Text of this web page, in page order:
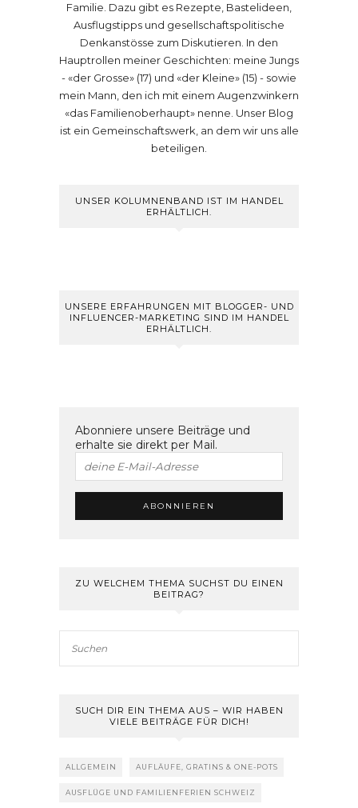
Familie. Dazu gibt es Rezepte, Bastelideen,
Ausflugstipps und gesellschaftspolitische
Denkanstösse zum Diskutieren. In den
Hauptrollen meiner Geschichten: meine Jungs
- «der Grosse» (17) und «der Kleine» (15) - sowie
mein Mann, den ich mit einem Augenzwinkern
«das Familienoberhaupt» nenne. Unser Blog
ist ein Gemeinschaftswerk, an dem wir uns alle
beteiligen.
UNSER KOLUMNENBAND IST IM HANDEL
ERHÄLTLICH.
UNSERE ERFAHRUNGEN MIT BLOGGER- UND
INFLUENCER-MARKETING SIND IM HANDEL
ERHÄLTLICH.
Abonniere unsere Beiträge und
erhalte sie direkt per Mail.
ZU WELCHEM THEMA SUCHST DU EINEN
BEITRAG?
SUCH DIR EIN THEMA AUS – WIR HABEN
VIELE BEITRÄGE FÜR DICH!
ALLGEMEIN AUFLÄUFE, GRATINS & ONE-POTS
AUSFLÜGE UND FAMILIENFERIEN SCHWEIZ